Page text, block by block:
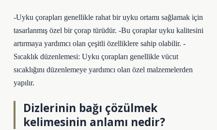
-Uyku çorapları genellikle rahat bir uyku ortamı sağlamak için
tasarlanmış özel bir çorap türüdür. -Bu çoraplar uyku kalitesini
artırmaya yardımcı olan çeşitli özelliklere sahip olabilir. -
Sıcaklık düzenlemesi: Uyku çorapları genellikle vücut
sıcaklığını düzenlemeye yardımcı olan özel malzemelerden
yapılır.
Dizlerinin bağı çözülmek
kelimesinin anlamı nedir?